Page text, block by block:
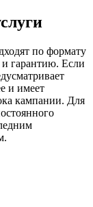
по формату
и гарантию. Если
и имеет
кампании. Для